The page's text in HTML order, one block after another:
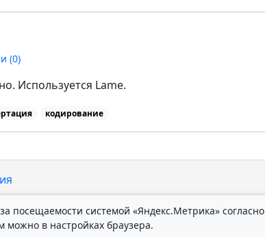
(0)
Используется Lame.
кодирование
посещаемости системой «Яндекс.Метрика» согласно
можно в настройках браузера.